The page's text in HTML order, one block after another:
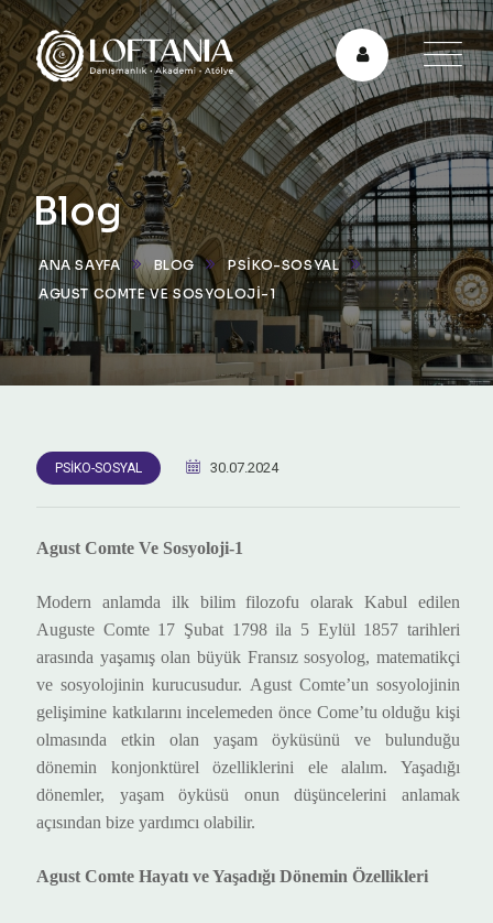
Blog
ANA SAYFA BLOG
PSIKO-SOSYAL
AGUST COMTE VE SOSYOLOJI-1
PSIKO-SOSYAL 30.07.2024
Agust Comte Ve Sosyoloji-1
Modern anlamda ilk bilim filozofu olarak Kabul edilen
Auguste Comte 17 Şubat 1798 ila 5 Eylül 1857 tarihleri
arasında yaşamış olan büyük Fransız sosyolog, matematikçi
ve sosyolojinin kurucusudur. Agust Comte’un sosyolojinin
gelişimine katkılarını incelemeden önce Come’tu olduğu kişi
olmasında etkin olan yaşam öyküsünü ve bulunduğu
dönemin konjonktürel özelliklerini ele alalım. Yaşadığı
dönemler, yaşam öyküsü onun düşüncelerini anlamak
açısından bize yardımcı olabilir.
Agust Comte Hayatı ve Yaşadığı Dönemin Özellikleri